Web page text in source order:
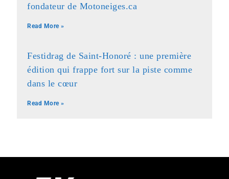
fondateur de Motoneiges.ca
Read More »
Festidrag de Saint-Honoré : une première
édition qui frappe fort sur la piste comme
dans le cœur
Read More »